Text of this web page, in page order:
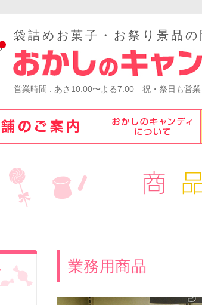
袋詰めお菓子・お祭り景品の
営業時間 : あさ10:00〜よる7:00 祝・祭日も営業
業務用商品